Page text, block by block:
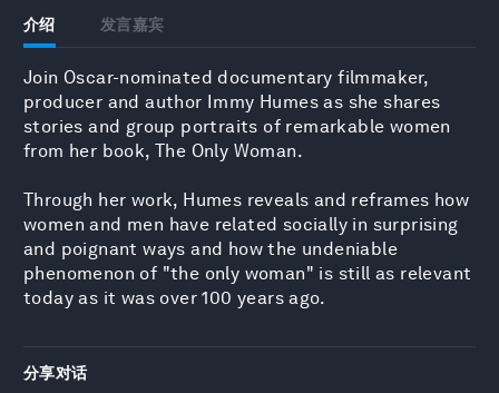
介绍 发言嘉宾
Join Oscar-nominated documentary filmmaker,
producer and author Immy Humes as she shares
stories and group portraits of remarkable women
from her book, The Only Woman.
Through her work, Humes reveals and reframes how
women and men have related socially in surprising
and poignant ways and how the undeniable
phenomenon of "the only woman" is still as relevant
today as it was over 100 years ago.
分享对话